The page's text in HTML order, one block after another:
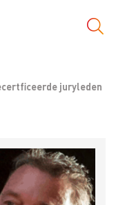
juryleden